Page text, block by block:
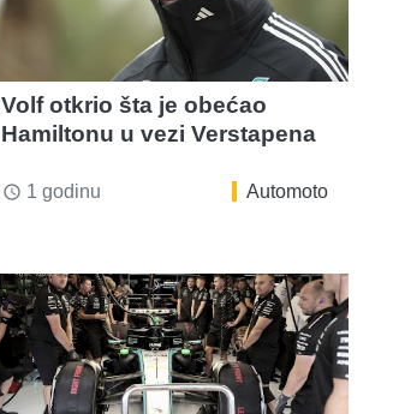
Volf otkrio šta je obećao
Hamiltonu u vezi Verstapena
access_time 1 godinu Automoto